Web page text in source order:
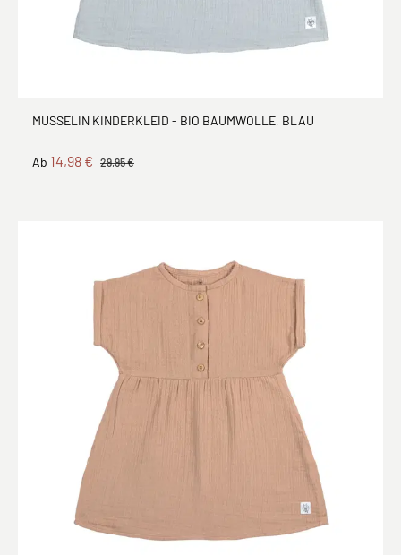
MUSSELIN KINDERKLEID - BIO BAUMWOLLE, BLAU
Ab 14,98 € 29,95 €